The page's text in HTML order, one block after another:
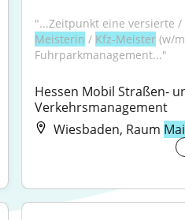
"...Zeitpunkt eine versierte
Meisterin / Kfz-Meister (w/
Fuhrparkmanagement..."
Hessen Mobil Straßen-
Verkehrsmanagement
Wiesbaden, Raum